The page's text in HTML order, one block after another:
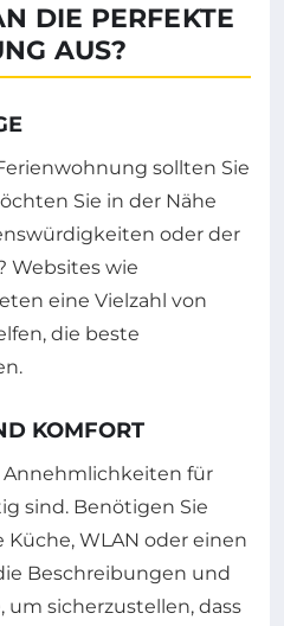
DIE PERFEKTE
AUS?
sollten Sie
Sie in der Nähe
oder der
Websites wie
eine Vielzahl von
die beste
KOMFORT
Annehmlichkeiten für
sind. Benötigen Sie
WLAN oder einen
Beschreibungen und
sicherzustellen, dass